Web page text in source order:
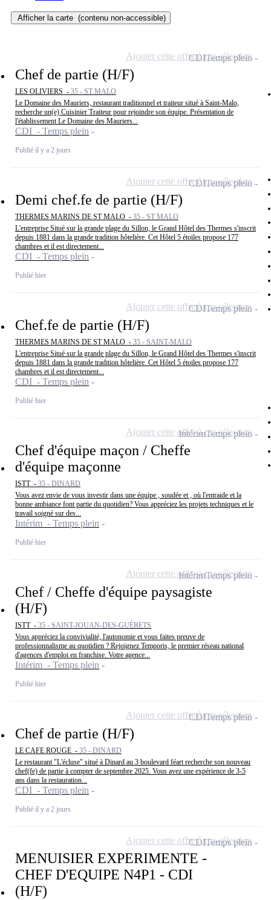
Afficher la carte (contenu non-accessible)
Chef de partie (H/F)
LES OLIVIERS - 35 - ST MALO
Le Domaine des Mauriers, restaurant traditionnel et traiteur situé à Saint-Malo,
recherche un(e) Cuisinier Traiteur pour rejoindre son équipe. Présentation de
l'établissement Le Domaine des Mauriers...
CDI - Temps plein
Publié il y a 2 jours
CDITemps plein
Ajouter cette offre à ma sélection
Demi chef.fe de partie (H/F)
THERMES MARINS DE ST MALO - 35 - ST MALO
L'entreprise Situé sur la grande plage du Sillon, le Grand Hôtel des Thermes s'inscrit
depuis 1881 dans la grande tradition hôtelière. Cet Hôtel 5 étoiles propose 177
chambres et il est directement...
CDI - Temps plein
Publié hier
CDITemps plein
Ajouter cette offre à ma sélection
Chef.fe de partie (H/F)
THERMES MARINS DE ST MALO - 35 - SAINT-MALO
L'entreprise Situé sur la grande plage du Sillon, le Grand Hôtel des Thermes s'inscrit
depuis 1881 dans la grande tradition hôtelière. Cet Hôtel 5 étoiles propose 177
chambres et il est directement...
CDI - Temps plein
Publié hier
CDITemps plein
Ajouter cette offre à ma sélection
Chef d'équipe maçon / Cheffe
d'équipe maçonne
ISTT - 35 - DINARD
Vous avez envie de vous investir dans une équipe , soudée et , où l'entraide et la
bonne ambiance font partie du quotidien? Vous appréciez les projets techniques et le
travail soigné sur des...
Intérim - Temps plein
Publié hier
IntérimTemps plein
Ajouter cette offre à ma sélection
Chef / Cheffe d'équipe paysagiste
(H/F)
ISTT - 35 - SAINT-JOUAN-DES-GUÉRETS
Vous appréciez la convivialité, l'autonomie et vous faites preuve de
professionnalisme au quotidien ? Rejoignez Temporis, le premier réseau national
d'agences d'emploi en franchise. Votre agence...
Intérim - Temps plein
Publié hier
IntérimTemps plein
Ajouter cette offre à ma sélection
Chef de partie (H/F)
LE CAFE ROUGE - 35 - DINARD
Le restaurant "L'écluse" situé à Dinard au 3 boulevard féart recherche son nouveau
chef(fe) de partie à compter de septembre 2025. Vous avez une expérience de 3-5
ans dans la restauration...
CDI - Temps plein
Publié il y a 2 jours
CDITemps plein
Ajouter cette offre à ma sélection
MENUISIER EXPERIMENTE -
CHEF D'EQUIPE N4P1 - CDI
(H/F)
CDITemps plein
Ajouter cette offre à ma sélection